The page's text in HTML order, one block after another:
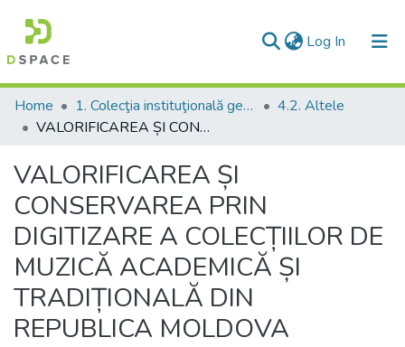
Log In (current)
Communities & Collections
All of DSpace
Statistics
Home 1. Colecţia instituţională generală
4.2. Altele
VALORIFICAREA ȘI CONSERVAREA PRIN DIGITIZARE A COLECȚIILOR DE MUZICĂ ACADEMICĂ ȘI TRADIȚIONALĂ DIN REPUBLICA MOLDOVA
VALORIFICAREA ȘI
CONSERVAREA PRIN
DIGITIZARE A COLECȚIILOR DE
MUZICĂ ACADEMICĂ ȘI
TRADIȚIONALĂ DIN
REPUBLICA MOLDOVA